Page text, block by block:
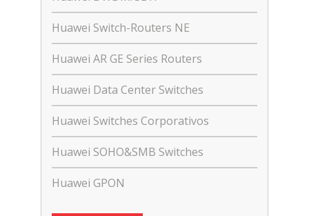
Huawei Switch-Routers NE
Huawei AR GE Series Routers
Huawei Data Center Switches
Huawei Switches Corporativos
Huawei SOHO&SMB Switches
Huawei GPON